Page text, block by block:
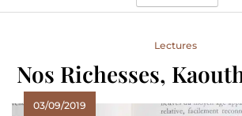
Lectures
Nos Richesses,
03/09/2019